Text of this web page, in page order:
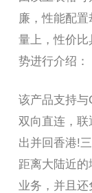
廉，性能配
量上，性价
势进行介绍：
该产品支持与
双向直连，
出并回香港!
距离大陆近
业务，并且还